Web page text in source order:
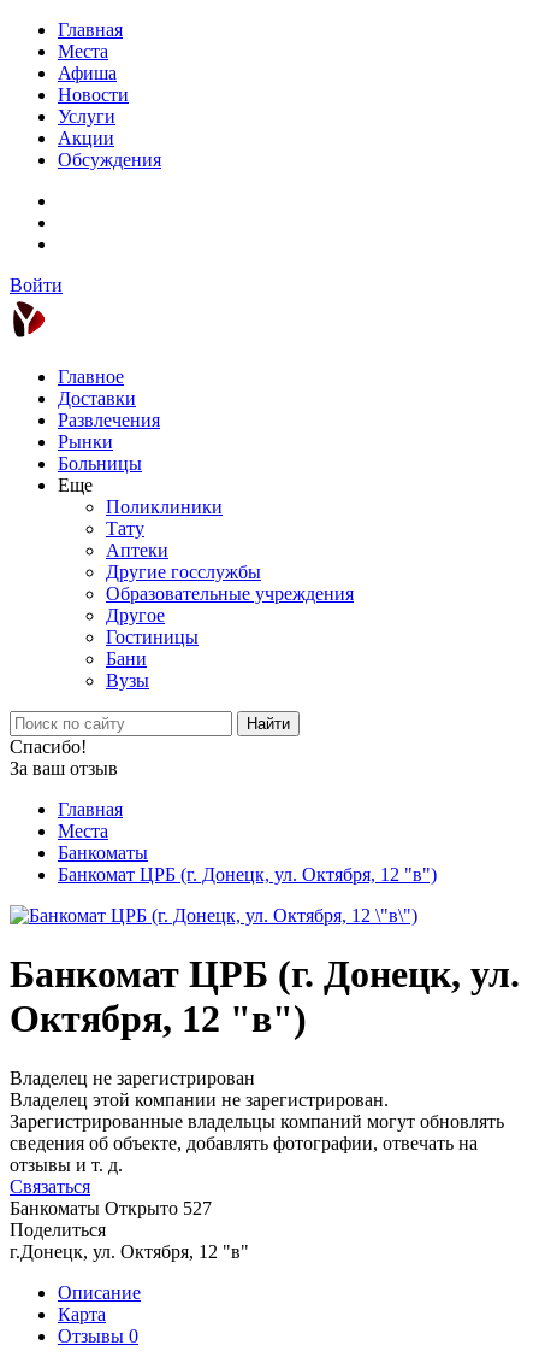
Главная
Места
Афиша
Новости
Услуги
Акции
Обсуждения
Войти
Главное
Доставки
Развлечения
Рынки
Больницы
Еще
Поликлиники
Тату
Аптеки
Другие госслужбы
Образовательные учреждения
Другое
Гостиницы
Бани
Вузы
Найти
Спасибо!
За ваш отзыв
Главная
Места
Банкоматы
Банкомат ЦРБ (г. Донецк, ул. Октября, 12 "в")
Банкомат ЦРБ (г. Донецк, ул.
Октября, 12 "в")
Владелец не зарегистрирован
Владелец этой компании не зарегистрирован.
Зарегистрированные владельцы компаний могут обновлять
сведения об объекте, добавлять фотографии, отвечать на
отзывы и т. д.
Связаться
Банкоматы Открыто 527
Поделиться
г.Донецк, ул. Октября, 12 "в"
Описание
Карта
Отзывы 0